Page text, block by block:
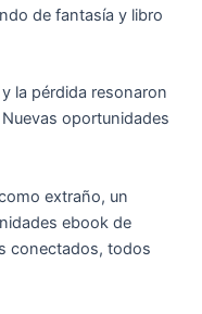
de fantasía y libro
la pérdida resonaron
oportunidades
extraño, un
ebook de
conectados, todos